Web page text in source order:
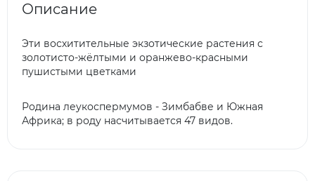
Описание
Эти восхитительные экзотические растения с
золотисто-жёлтыми и оранжево-красными
пушистыми цветками
Родина леукоспермумов - Зимбабве и Южная
Африка; в роду насчитывается 47 видов.